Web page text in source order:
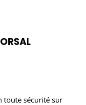
toute sécurité sur